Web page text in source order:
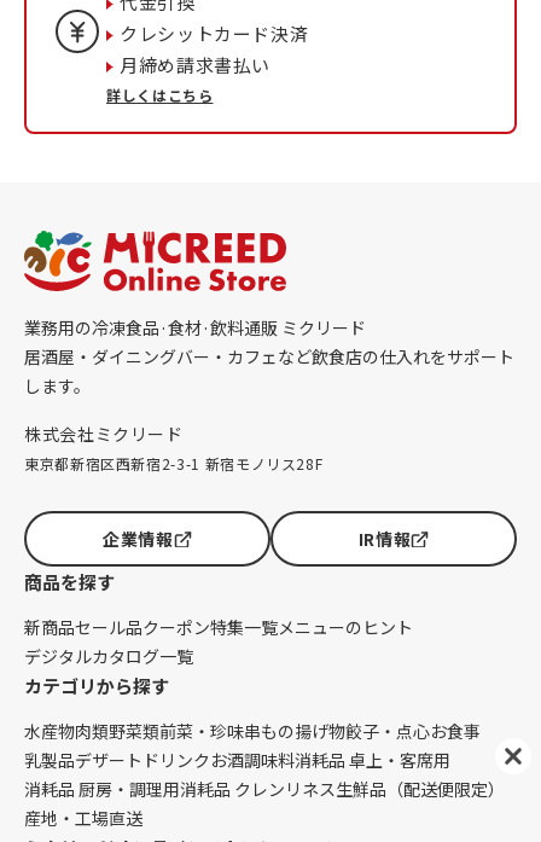
クレシットカード決済
月締め請求書払い
詳しくはこちら
業務用の冷凍食品·食材·飲料通販 ミクリード
居酒屋・ダイニングバー・カフェなど飲食店の仕入れをサポート
します。
株式会社ミクリード
東京都新宿区西新宿2-3-1 新宿モノリス28F
企業情報 IR情報
商品を探す
新商品セール品クーポン特集一覧メニューのヒント
デジタルカタログ一覧
カテゴリから探す
水産物肉類野菜類前菜・珍味串もの揚げ物餃子・点心お食事
乳製品デザート ドリンク お酒調味料消耗品 卓上・客席用
消耗品 厨房・調理用消耗品 クレンリネス生鮮品（配送便限定）
産地・工場直送